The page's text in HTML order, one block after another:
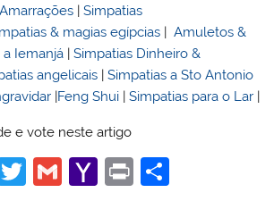
Amarrações |Simpatias
& magias egípcias |Amuletos &
a Iemanjá |Simpatias Dinheiro &
angelicais |Simpatias a Sto Antonio
|Feng Shui |Simpatias para o Lar |
e vote neste artigo
T
G
Y
Pr